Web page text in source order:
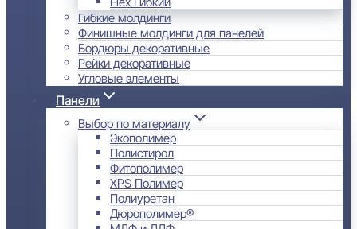
Гибкие молдинги
Финишные молдинги для панелей
Бордюры декоративные
Рейки декоративные
Угловые элементы
Панели
Выбор по материалу
Экополимер
Полистирол
Фитополимер
XPS Полимер
Полиуретан
Дюрополимер®